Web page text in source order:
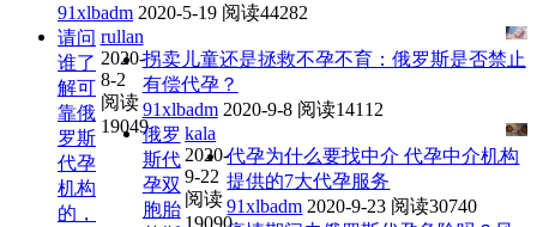
91xlbadm 2020-5-19 阅读44282
请问
谁了
解可
靠俄
罗斯
代孕
机构
的，
rullan
2020-
8-2
阅读
19049
拐卖儿童还是拯救不孕不育：俄罗斯是否禁止
有偿代孕？
91xlbadm 2020-9-8 阅读14112
俄罗
斯代
孕双
胞胎
kala
2020-
9-22
阅读
19090
代孕为什么要找中介 代孕中介机构
提供的7大代孕服务
91xlbadm 2020-9-23 阅读30740